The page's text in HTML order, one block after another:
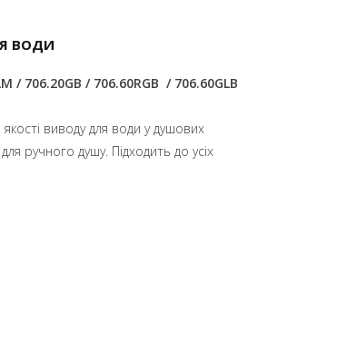
ВОДИ
/ 706.20GB / 706.60RGB / 706.60GLB
виводу для води у душових
ручного душу. Підходить до усіх